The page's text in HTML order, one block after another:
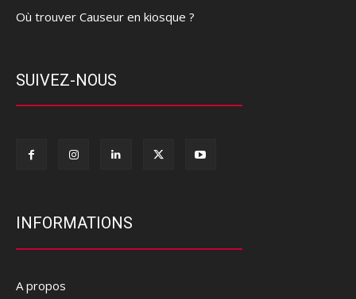
Où trouver Causeur en kiosque ?
SUIVEZ-NOUS
INFORMATIONS
A propos